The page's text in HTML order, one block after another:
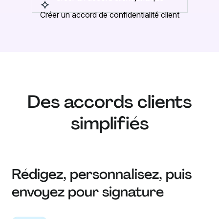
Créer un accord de confidentialité client
Des accords clients
simplifiés
Rédigez, personnalisez, puis
envoyez pour signature